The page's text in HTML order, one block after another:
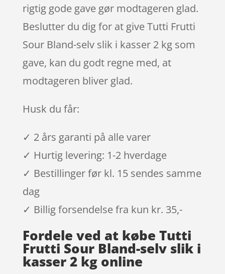
rigtig gode gave gør modtageren glad.
Beslutter du dig for at give Tutti Frutti
Sour Bland-selv slik i kasser 2 kg som
gave, kan du godt regne med, at
modtageren bliver glad.
Husk du får:
✓ 2 års garanti på alle varer
✓ Hurtig levering: 1-2 hverdage
✓ Bestillinger før kl. 15 sendes samme
dag
✓ Billig forsendelse fra kun kr. 35,-
Fordele ved at købe Tutti
Frutti Sour Bland-selv slik i
kasser 2 kg online